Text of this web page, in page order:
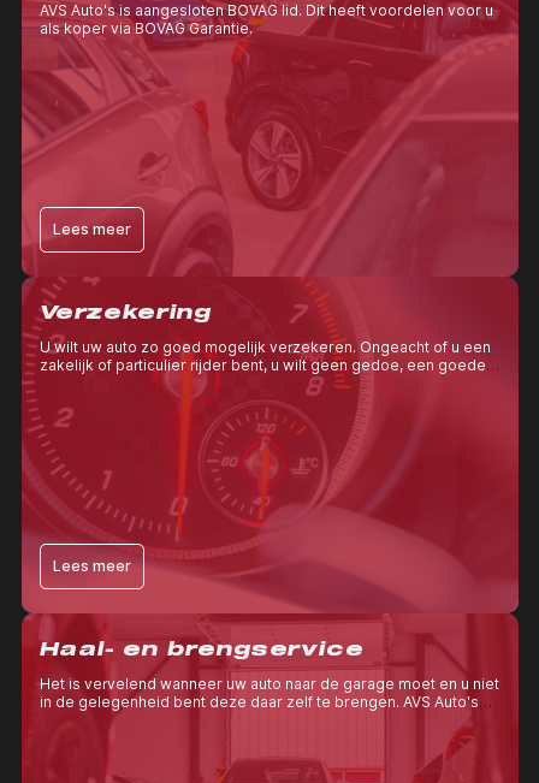
AVS Auto's is aangesloten BOVAG lid. Dit heeft voordelen voor u
als koper via BOVAG Garantie.
Lees meer
Verzekering
U wilt uw auto zo goed mogelijk verzekeren. Ongeacht of u een
zakelijk of particulier rijder bent, u wilt geen gedoe, een goede
auto verzekering én betaalbare premies.
Lees meer
Haal- en brengservice
Het is vervelend wanneer uw auto naar de garage moet en u niet
in de gelegenheid bent deze daar zelf te brengen. AVS Auto's